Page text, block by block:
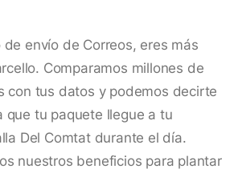
de envío de Correos, eres más
Comparamos millones de
con tus datos y podemos decirte
que tu paquete llegue a tu
Del Comtat durante el día.
nuestros beneficios para plantar